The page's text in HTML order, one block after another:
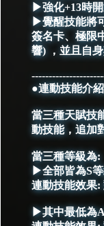
▶強化+13時
▶覺醒技能將
簽名卡、極限
響) ，並且自
●連動技能介
當三種天賦技
動技能，追加
當三種等級為:
▶全部皆為S
連動技能效果:
▶其中最低為